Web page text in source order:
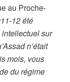
au Proche-
12 été
intellectuel sur
n’était
mois, vous
du régime